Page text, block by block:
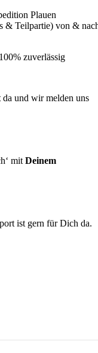
Plauen
& Teilpartie) von &
zuverlässig
da und wir melden uns
mit Deinem
ist gern für Dich da.